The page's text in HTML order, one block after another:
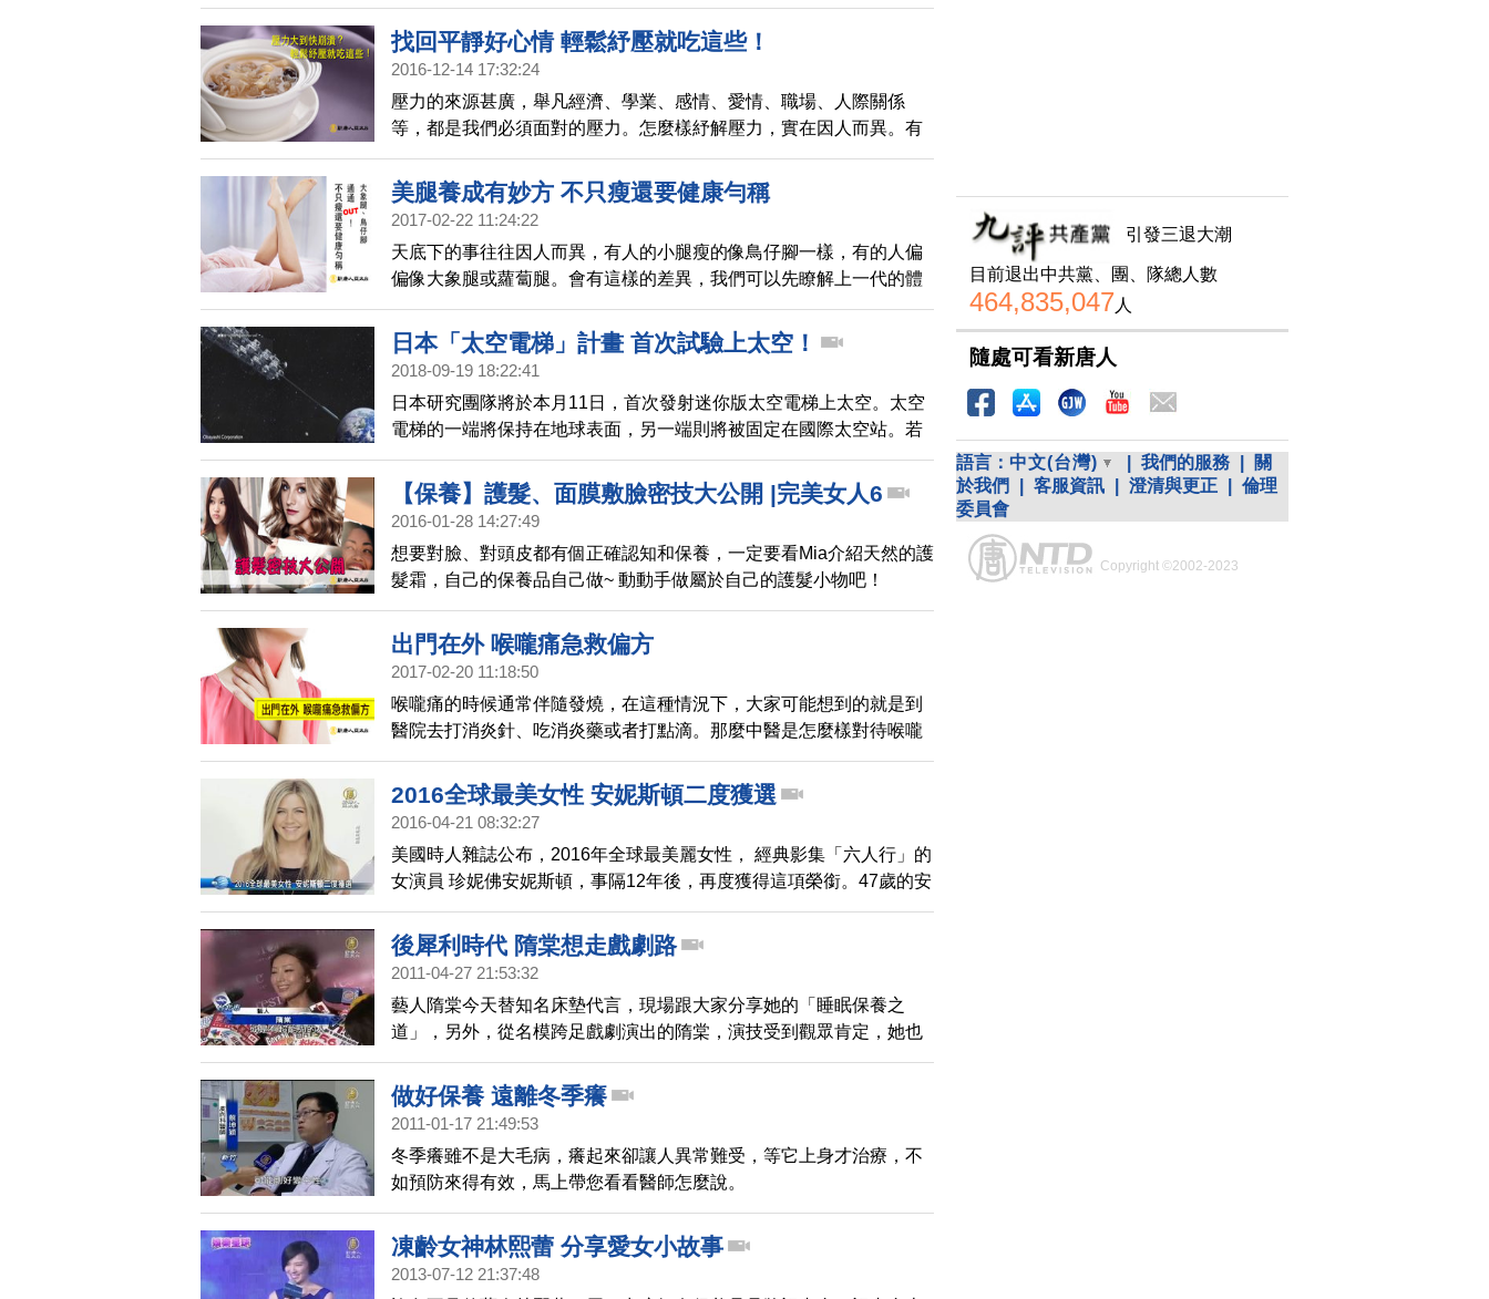
天癸至，二七就是十四歲，天癸就是性荷爾蒙的分泌成熟，能讓月事
與時下，每月的生理週期就此正常的進行，女性會因為每個月的生理
週期而提高骨質流失的機率。
找回平靜好心情 輕鬆紓壓就吃這些！
2016-12-14 17:32:24
壓力的來源甚廣，舉凡經濟、學業、感情、愛情、職場、人際關係
等，都是我們必須面對的壓力。怎麼樣紓解壓力，實在因人而異。有
人面對小小壓力就呼天搶地，有人越是處在困窘的環境反而越挫越
勇。
美腿養成有妙方 不只瘦還要健康勻稱
2017-02-22 11:24:22
天底下的事往往因人而異，有人的小腿瘦的像鳥仔腳一樣，有的人偏
偏像大象腿或蘿蔔腿。會有這樣的差異，我們可以先瞭解上一代的體
型，因為家族的遺傳基因會決定下一代的體型，當然這不是絕對，但
是大多數是如此。
日本「太空電梯」計畫 首次試驗上太空！
2018-09-19 18:22:41
日本研究團隊將於本月11日，首次發射迷你版太空電梯上太空。太空
電梯的一端將保持在地球表面，另一端則將被固定在國際太空站。若
一切順利，將大幅降低向太空站運輸人員、貨物的成本，未來也可望
搭載乘客進入太空。
【保養】護髮、面膜敷臉密技大公開 |完美女人6
2016-01-28 14:27:49
想要對臉、對頭皮都有個正確認知和保養，一定要看Mia介紹天然的護
髮霜，自己的保養品自己做~ 動動手做屬於自己的護髮小物吧！
出門在外 喉嚨痛急救偏方
2017-02-20 11:18:50
喉嚨痛的時候通常伴隨發燒，在這種情況下，大家可能想到的就是到
醫院去打消炎針、吃消炎藥或者打點滴。那麼中醫是怎麼樣對待喉嚨
痛呢？
2016全球最美女性 安妮斯頓二度獲選
2016-04-21 08:32:27
美國時人雜誌公布，2016年全球最美麗女性， 經典影集「六人行」的
女演員 珍妮佛安妮斯頓，事隔12年後，再度獲得這項榮銜。47歲的安
妮斯頓說，這幾年來，她已經學會接受自己的外貌，學會好好照顧自
己，覺得健康時最棒。去年的最美女性冠軍是，奧斯卡影后珊卓‧布拉
克。
後犀利時代 隋棠想走戲劇路
2011-04-27 21:53:32
藝人隋棠今天替知名床墊代言，現場跟大家分享她的「睡眠保養之
道」，另外，從名模跨足戲劇演出的隋棠，演技受到觀眾肯定，她也
不諱言，未來演藝事業的重心將以戲劇為主。
做好保養 遠離冬季癢
2011-01-17 21:49:53
冬季癢雖不是大毛病，癢起來卻讓人異常難受，等它上身才治療，不
如預防來得有效，馬上帶您看看醫師怎麼說。
凍齡女神林熙蕾 分享愛女小故事
2013-07-12 21:37:48
引發三退大潮
目前退出中共黨、團、隊總人數
464,835,047人
隨處可看新唐人
語言： 中文(台灣) 我們的服務
關
於我們
客服資訊 澄清與更正
倫理
委員會
Copyright ©2002-2023